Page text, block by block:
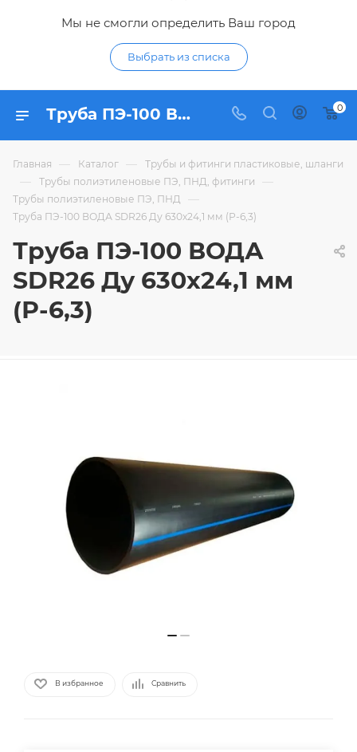
Мы не смогли определить Ваш город
Выбрать из списка
Труба ПЭ-100 ВОДА SDR26 Ду 630х24,1 мм (Р-6,3) - купить по цене в интернет-магазине Гидропромтехника с доставкой в Курске 0
Главная — Каталог — Трубы и фитинги пластиковые, шланги
— Трубы полиэтиленовые ПЭ, ПНД, фитинги —
Трубы полиэтиленовые ПЭ, ПНД —
Труба ПЭ-100 ВОДА SDR26 Ду 630х24,1 мм (Р-6,3)
Труба ПЭ-100 ВОДА
SDR26 Ду 630х24,1 мм
(Р-6,3)
В избранное Сравнить